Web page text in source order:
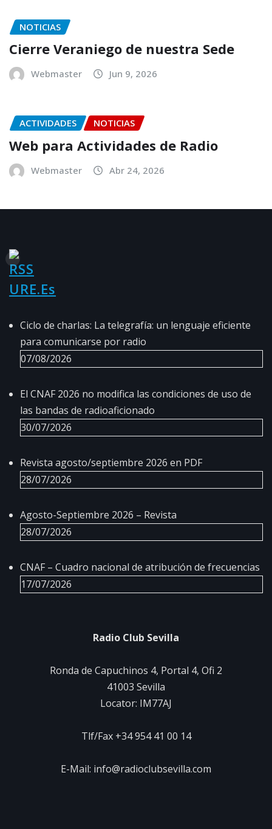
NOTICIAS
Cierre Veraniego de nuestra Sede
Webmaster Jun 9, 2026
ACTIVIDADES NOTICIAS
Web para Actividades de Radio
Webmaster Abr 24, 2026
URE.es
Ciclo de charlas: La telegrafía: un lenguaje eficiente
para comunicarse por radio
07/08/2026
El CNAF 2026 no modifica las condiciones de uso de
las bandas de radioaficionado
30/07/2026
Revista agosto/septiembre 2026 en PDF
28/07/2026
Agosto-Septiembre 2026 – Revista
28/07/2026
CNAF – Cuadro nacional de atribución de frecuencias
17/07/2026
Radio Club Sevilla
Ronda de Capuchinos 4, Portal 4, Ofi 2
41003 Sevilla
Locator: IM77AJ
Tlf/Fax +34 954 41 00 14
E-Mail: info@radioclubsevilla.com